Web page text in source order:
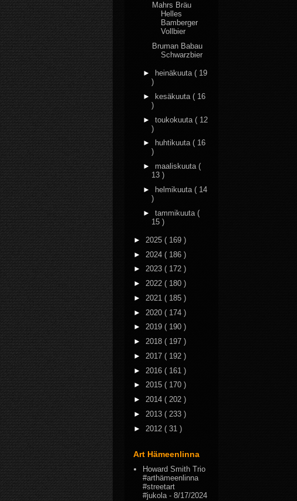
Mahrs Bräu
Helles
Bamberger
Vollbier
Bruman Babau
Schwarzbier
► heinäkuuta ( 19
)
►
kesäkuuta ( 16
)
► toukokuuta ( 12
)
►
huhtikuuta ( 16
)
► maaliskuuta (
13 )
►
helmikuuta ( 14
)
► tammikuuta (
15 )
► 2025 ( 169 )
► 2024 ( 186 )
► 2023 ( 172 )
► 2022 ( 180 )
► 2021 ( 185 )
► 2020 ( 174 )
► 2019 ( 190 )
► 2018 ( 197 )
► 2017 ( 192 )
► 2016 ( 161 )
► 2015 ( 170 )
► 2014 ( 202 )
► 2013 ( 233 )
► 2012 ( 31 )
Art Hämeenlinna
Howard Smith Trio
#arthämeenlinna
#streetart
#jukola- 8/17/2024